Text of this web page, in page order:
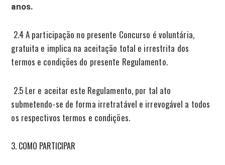
anos.
2.4 A participação no presente Concurso é voluntária,
gratuita e implica na aceitação total e irrestrita dos
termos e condições do presente Regulamento.
2.5 Ler e aceitar este Regulamento, por tal ato
submetendo-se de forma irretratável e irrevogável a todos
os respectivos termos e condições.
COMO PARTICIPAR